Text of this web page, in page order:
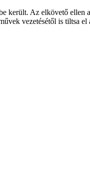
került. Az elkövető ellen
vezetésétől is tiltsa el